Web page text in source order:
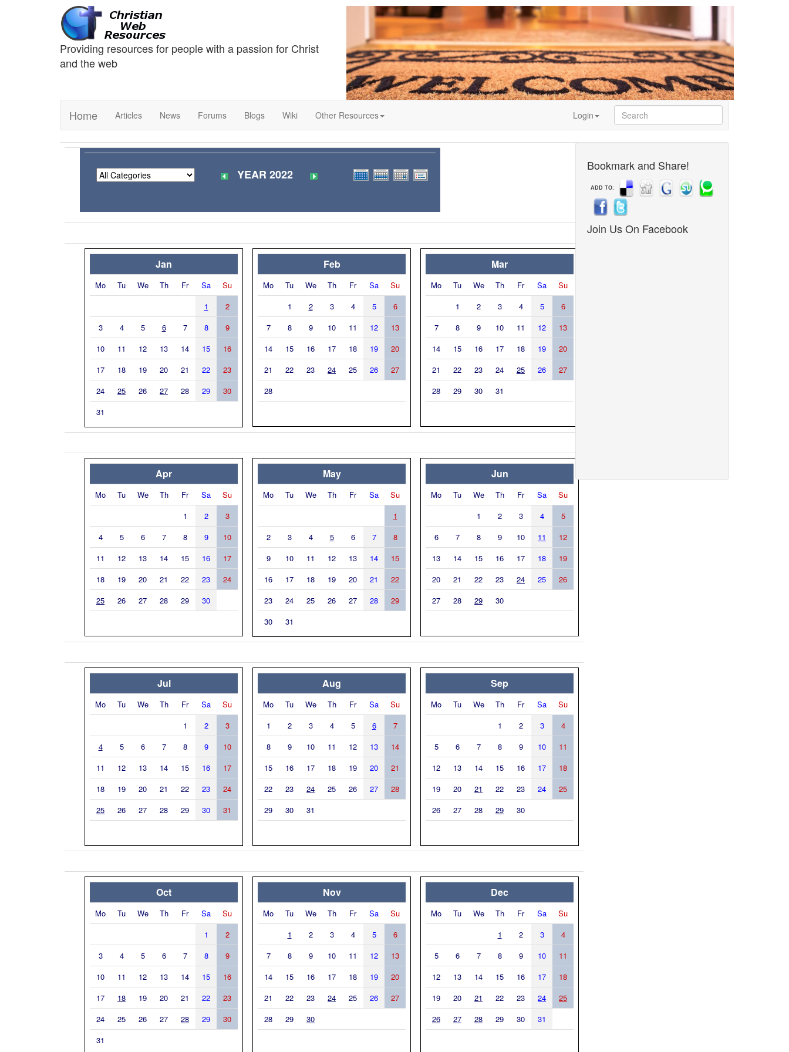
Providing resources for people with a passion for Christ
and the web
Home Articles News Forums Blogs Wiki Other Resources Login
YEAR 2022
Jan
Mo Tu We Th Fr Sa
Su
1
2
3
4 5 6 7 8
9
10
11 12 13 14 15
16
17
18 19 20 21 22
23
24
25 26 27 28 29
30
31
Feb
Mo Tu We Th Fr Sa
Su
1
2 3 4 5
6
7
8 9 10 11 12
13
14
15 16 17 18 19
20
21
22 23 24 25 26
27
28
Mar
Mo Tu We Th Fr Sa
Su
1
2 3 4 5
6
7
8 9 10 11 12
13
14
15 16 17 18 19
20
21
22 23 24 25 26
27
28
29 30 31
Apr
Mo Tu We Th Fr Sa
Su
1
2
3
4
5 6 7 8 9
10
11
12 13 14 15 16
17
18
19 20 21 22 23
24
25
26 27 28 29 30
May
Mo Tu We Th Fr Sa
Su
1
2
3 4 5 6 7
8
9
10 11 12 13 14
15
16
17 18 19 20 21
22
23
24 25 26 27 28
29
30
31
Jun
Mo Tu We Th Fr Sa
Su
1
2 3 4
5
6
7 8 9 10 11
12
13
14 15 16 17 18
19
20
21 22 23 24 25
26
27
28 29 30
Jul
Mo Tu We Th Fr Sa
Su
1
2
3
4
5 6 7 8 9
10
11
12 13 14 15 16
17
18
19 20 21 22 23
24
25
26 27 28 29 30 31
Aug
Mo Tu We Th Fr Sa
Su
1
2 3 4 5 6
7
8
9 10 11 12 13
14
15
16 17 18 19 20
21
22
23 24 25 26 27
28
29
30 31
Sep
Mo Tu We Th Fr Sa
Su
1
2 3
4
5
6 7 8 9 10
11
12
13 14 15 16 17
18
19
20 21 22 23 24
25
26
27 28 29 30
Oct
Mo Tu We Th Fr Sa
Su
1
2
3
4 5 6 7 8
9
10
11 12 13 14 15
16
17
18 19 20 21 22
23
24
25 26 27 28 29
30
31
Nov
Mo Tu We Th Fr Sa
Su
1
2 3 4 5
6
7
8 9 10 11 12
13
14
15 16 17 18 19
20
21
22 23 24 25 26
27
28
29 30
Dec
Mo Tu We Th Fr Sa
Su
1
2 3
4
5
6 7 8 9 10
11
12
13 14 15 16 17
18
19
20 21 22 23 24
25
26
27 28 29 30 31
Bookmark and Share!
ADD TO:
Join Us On Facebook